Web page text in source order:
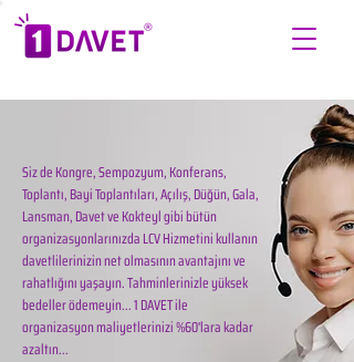
Siz de Kongre, Sempozyum, Konferans,
Toplantı, Bayi Toplantıları, Açılış, Düğün, Gala,
Lansman, Davet ve Kokteyl gibi bütün
organizasyonlarınızda LCV Hizmetini kullanın
davetlilerinizin net olmasının avantajını ve
rahatlığını yaşayın. Tahminlerinizle yüksek
bedeller ödemeyin... 1 DAVET ile
organizasyon maliyetlerinizi %60'lara kadar
azaltın...